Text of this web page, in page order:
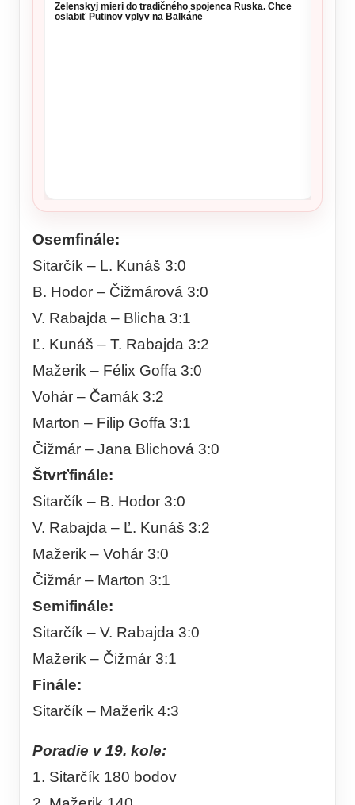
Zelenskyj mieri do tradičného spojenca Ruska. Chce
oslabiť Putinov vplyv na Balkáne
Osemfinále:
Sitarčík – L. Kunáš 3:0
B. Hodor – Čižmárová 3:0
V. Rabajda – Blicha 3:1
Ľ. Kunáš – T. Rabajda 3:2
Mažerik – Félix Goffa 3:0
Vohár – Čamák 3:2
Marton – Filip Goffa 3:1
Čižmár – Jana Blichová 3:0
Štvrťfinále:
Sitarčík – B. Hodor 3:0
V. Rabajda – Ľ. Kunáš 3:2
Mažerik – Vohár 3:0
Čižmár – Marton 3:1
Semifinále:
Sitarčík – V. Rabajda 3:0
Mažerik – Čižmár 3:1
Finále:
Sitarčík – Mažerik 4:3
Poradie v 19. kole:
1. Sitarčík 180 bodov